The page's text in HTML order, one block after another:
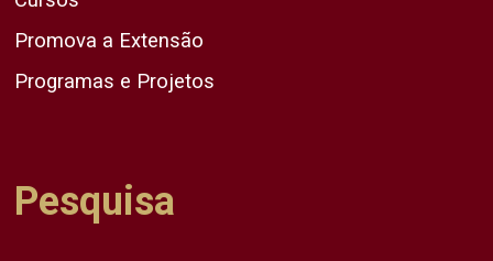
Promova a Extensão
Programas e Projetos
Pesquisa